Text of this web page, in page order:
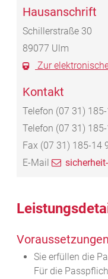
Hausanschrift
Schillerstraße 30
89077 Ulm
Zur
Kontakt
Telefon (07 31)
Telefon (07 31)
Fax (07 31) 185-14
E-Mail
Voraussetzungen
Sie erfüllen die
Für die